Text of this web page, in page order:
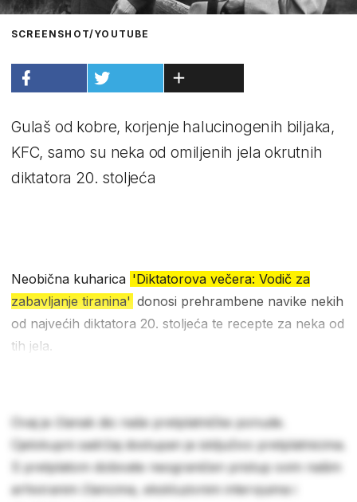
SCREENSHOT/YOUTUBE
Gulaš od kobre, korjenje halucinogenih biljaka,
KFC, samo su neka od omiljenih jela okrutnih
diktatora 20. stoljeća
Neobična kuharica 'Diktatorova večera: Vodič za
zabavljanje tiranina' donosi prehrambene navike nekih
od najvećih diktatora 20. stoljeća te recepte za neka od
tih jela.
Ovaj je članak dio naše pretplatničke ponude.
Cjelokupni sadržaj dostupan je isključivo pretplatnicima.
S pretplatom dobivate neograničen pristup svim našim
arhiviranim člancima, ekskluzivnim intervjuima i